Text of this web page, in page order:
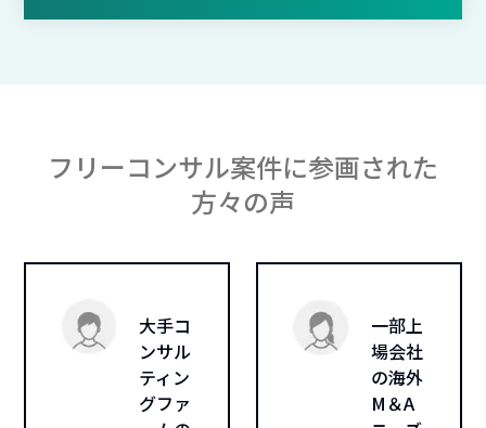
フリーコンサル案件に参画された
方々の声
大手コ
ンサル
ティン
グファ
一部上
場会社
の海外
M＆A